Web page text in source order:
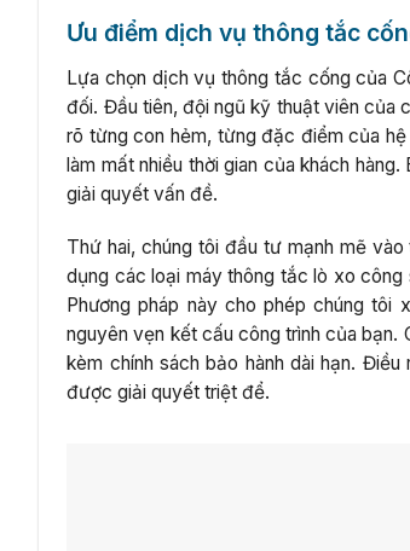
Ưu điểm dịch vụ thông tắc
Lựa chọn dịch vụ thông tắc cống của
đối. Đầu tiên, đội ngũ kỹ thuật viên của
rõ từng con hẻm, từng đặc điểm của
làm mất nhiều thời gian của khách
giải quyết vấn đề.
Thứ hai, chúng tôi đầu tư mạnh mẽ
dụng các loại máy thông tắc lò xo công
Phương pháp này cho phép chúng
nguyên vẹn kết cấu công trình của bạn.
kèm chính sách bảo hành dài hạn.
được giải quyết triệt để.